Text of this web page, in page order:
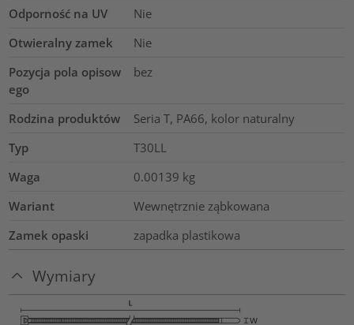
Odporność na UV
Nie
Otwieralny zamek
Nie
Pozycja pola opisow
ego
bez
Rodzina produktów
Seria T, PA66, kolor naturalny
Typ
T30LL
Waga
0.00139 kg
Wariant
Wewnętrznie ząbkowana
Zamek opaski
zapadka plastikowa
Wymiary